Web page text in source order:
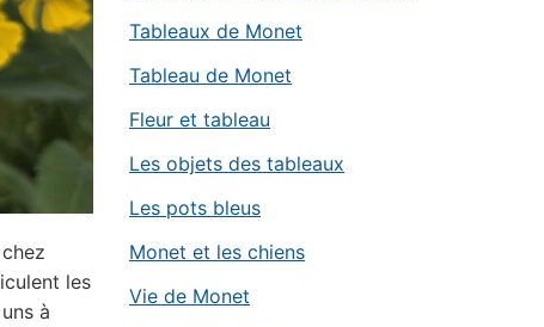
les
à
Tableaux de Monet
Tableau de Monet
Fleur et tableau
Les objets des tableaux
Les pots bleus
Monet et les chiens
Vie de Monet